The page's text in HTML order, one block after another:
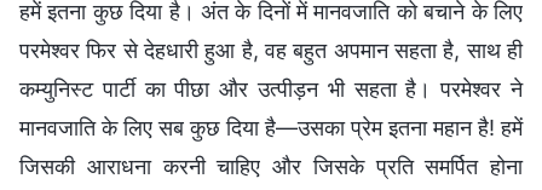
हमें इतना कुछ दिया है। अंत के दिनों में मानवजाति को बचाने के लिए
परमेश्वर फिर से देहधारी हुआ है, वह बहुत अपमान सहता है, साथ ही
कम्युनिस्ट पार्टी का पीछा और उत्पीड़न भी सहता है। परमेश्वर ने
मानवजाति के लिए सब कुछ दिया है—उसका प्रेम इतना महान है! हमें
जिसकी आराधना करनी चाहिए और जिसके प्रति समर्पित होना